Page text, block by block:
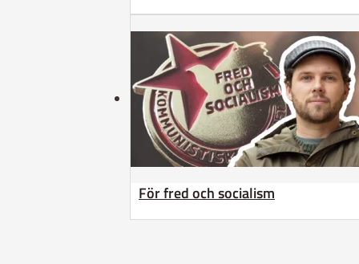
För fred och socialism